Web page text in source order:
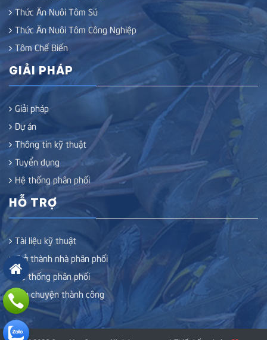
Thức Ăn Nuôi Tôm Sú
Thức Ăn Nuôi Tôm Công Nghiệp
Tôm Chế Biến
GIẢI PHÁP
Giải pháp
Dự án
Thông tin kỹ thuật
Tuyển dụng
Hệ thống phân phối
HỖ TRỢ
Tài liệu kỹ thuật
Trở thành nhà phân phối
Hệ thống phân phối
Câu chuyện thành công